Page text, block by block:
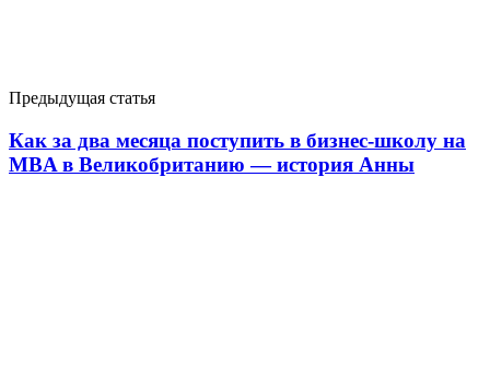
Предыдущая статья
Как за два месяца поступить в бизнес-школу на
MBA в Великобританию — история Анны